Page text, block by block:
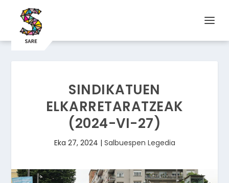
SINDIKATUEN
ELKARRETARATZEAK
(2024-VI-27)
Eka 27, 2024 | Salbuespen Legedia